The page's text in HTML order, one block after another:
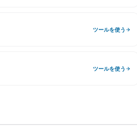
ツールを使う
ツールを使う